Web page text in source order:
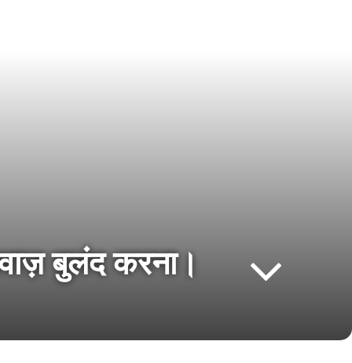
बुलंद करना।